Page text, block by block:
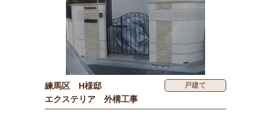
戸建て
練馬区 H様邸
エクステリア 外構工事